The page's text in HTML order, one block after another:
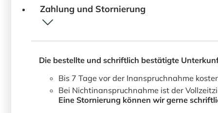
Zahlung und Stornierung
Die bestellte und schriftlich bestätigte
Bis 7 Tage vor der Inanspruchnahme
Bei Nichtinanspruchnahme ist der
Eine Stornierung können wir gerne